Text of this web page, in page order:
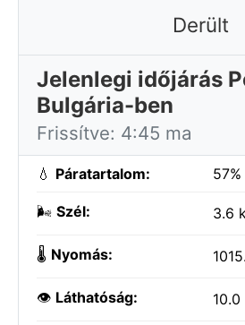
Derült
Jelenlegi időjárás
Bulgária-ben
Frissítve: 4:45 ma
💧 Páratartalom: 57%
🌬️ Szél: 3.6
🌡️ Nyomás:
👁️ Láthatóság: 10.0